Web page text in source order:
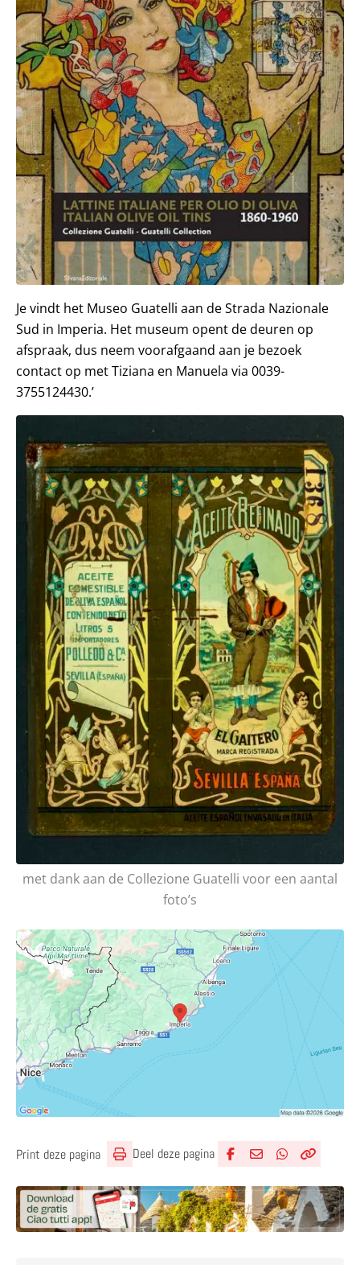
Je vindt het Museo Guatelli aan de Strada Nazionale
Sud in Imperia. Het museum opent de deuren op
afspraak, dus neem voorafgaand aan je bezoek
contact op met Tiziana en Manuela via 0039-
3755124430.’
met dank aan de Collezione Guatelli voor een aantal
foto’s
Print deze pagina Deel deze pagina